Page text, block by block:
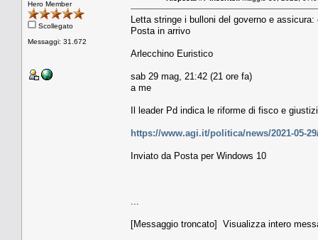
Hero Member
Scollegato
Messaggi: 31.672
Letta stringe i bulloni del governo e assicura:
Posta in arrivo
Arlecchino Euristico
sab 29 mag, 21:42 (21 ore fa)
a me
Il leader Pd indica le riforme di fisco e
https://www.agi.it/politica/news/2021-05-
Inviato da Posta per Windows 10
[Messaggio troncato] Visualizza intero